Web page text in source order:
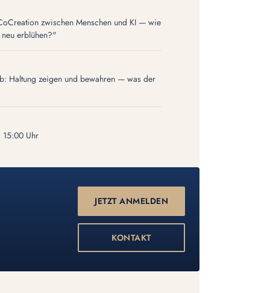
zwischen Menschen und KI — wie
erblühen?"
Haltung zeigen und bewahren — was der
15:00 Uhr
JETZT ANMELDEN
KONTAKT